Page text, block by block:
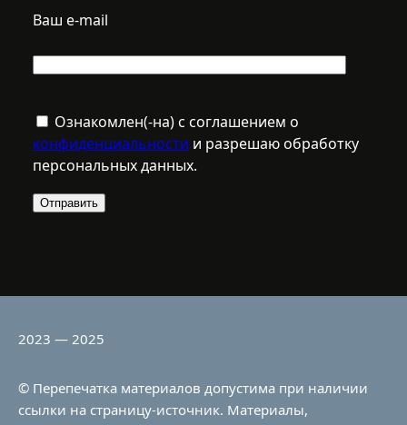
Ваш e-mail
Ознакомлен(-на) с соглашением о
конфиденциальности и разрешаю обработку
персональных данных.
2023 — 2025
© Перепечатка материалов допустима при наличии
ссылки на страницу-источник. Материалы,